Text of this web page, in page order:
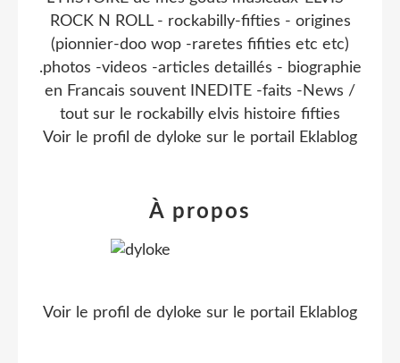
ROCK N ROLL - rockabilly-fifties - origines
(pionnier-doo wop -raretes fifities etc etc)
.photos -videos -articles detaillés - biographie
en Francais souvent INEDITE -faits -News /
tout sur le rockabilly elvis histoire fifties
Voir le profil de dyloke sur le portail Eklablog
À propos
Voir le profil de dyloke sur le portail Eklablog